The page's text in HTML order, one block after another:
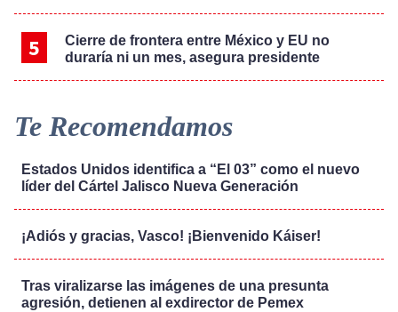
Cierre de frontera entre México y EU no
duraría ni un mes, asegura presidente
Te Recomendamos
Estados Unidos identifica a “El 03” como el nuevo
líder del Cártel Jalisco Nueva Generación
¡Adiós y gracias, Vasco! ¡Bienvenido Káiser!
Tras viralizarse las imágenes de una presunta
agresión, detienen al exdirector de Pemex